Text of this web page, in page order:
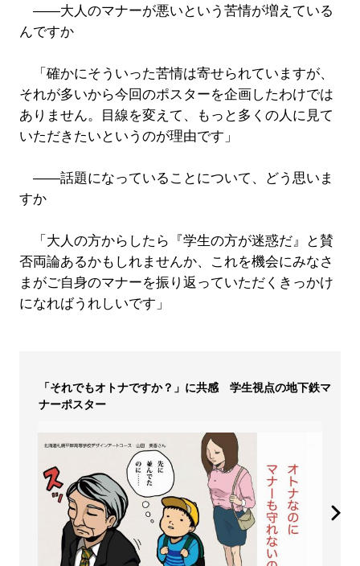
――大人のマナーが悪いという苦情が増えている
んですか
「確かにそういった苦情は寄せられていますが、
それが多いから今回のポスターを企画したわけでは
ありません。目線を変えて、もっと多くの人に見て
いただきたいというのが理由です」
――話題になっていることについて、どう思いま
すか
「大人の方からしたら『学生の方が迷惑だ』と賛
否両論あるかもしれませんか、これを機会にみなさ
まがご自身のマナーを振り返っていただくきっかけ
になればうれしいです」
「それでもオトナですか？」に共感 学生視点の地下鉄マ
ナーポスター